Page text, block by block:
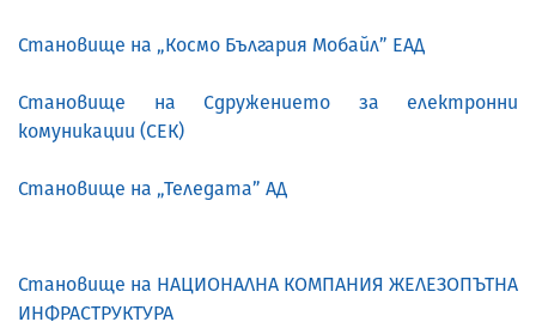
Становище на „Космо България Мобайл” ЕАД
Становище на Сдружението за електронни
комуникации (СЕК)
Становище на „Теледата” АД
Становище на НАЦИОНАЛНА КОМПАНИЯ ЖЕЛЕЗОПЪТНА
ИНФРАСТРУКТУРА